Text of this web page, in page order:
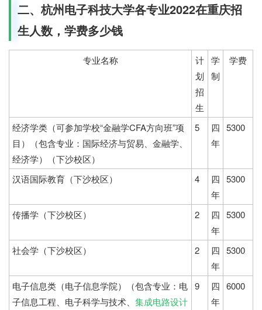
二、杭州电子科技大学各专业2022在重庆招
生人数，学费多少钱
专业名称
计
划
招
生
学
制
学费
经济学类（可参加学校“金融学CFA方向班”项
目）（包含专业：国际经济与贸易、金融学、
经济学）（下沙校区）
5
四
年
5300
汉语国际教育（下沙校区） 4
四
年
5300
传播学（下沙校区） 2
四
年
5300
社会学（下沙校区） 2
四
年
5300
电子信息类（电子信息学院）（包含专业：电
子信息工程、电子科学与技术、 集成电路设计
9
四
年
6000